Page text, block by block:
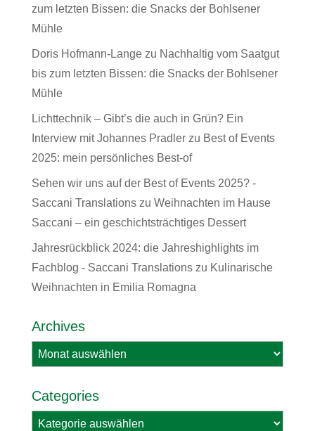
zum letzten Bissen: die Snacks der Bohlsener
Mühle
Doris Hofmann-Langezu Nachhaltig vom Saatgut
bis zum letzten Bissen: die Snacks der Bohlsener
Mühle
Lichttechnik – Gibt’s die auch in Grün? Ein
Interview mit Johannes Pradlerzu Best of Events
2025: mein persönliches Best-of
Sehen wir uns auf der Best of Events 2025? -
Saccani Translationszu Weihnachten im Hause
Saccani – ein geschichtsträchtiges Dessert
Jahresrückblick 2024: die Jahreshighlights im
Fachblog - Saccani Translationszu Kulinarische
Weihnachten in Emilia Romagna
Archives
Archives
Categories
Categories